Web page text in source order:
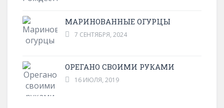
МАРИНОВАННЫЕ ОГУРЦЫ
7 СЕНТЯБРЯ, 2024
ОРЕГАНО СВОИМИ РУКАМИ
16 ИЮЛЯ, 2019